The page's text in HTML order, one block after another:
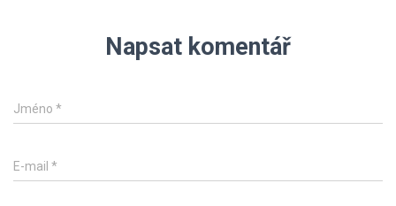
Napsat komentář
Jméno *
E-mail *